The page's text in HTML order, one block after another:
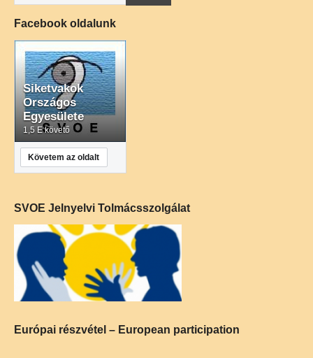
Facebook oldalunk
Siketvakok
Országos
Egyesülete
1,5 E követő
Követem az oldalt
SVOE Jelnyelvi Tolmácsszolgálat
Európai részvétel – European participation